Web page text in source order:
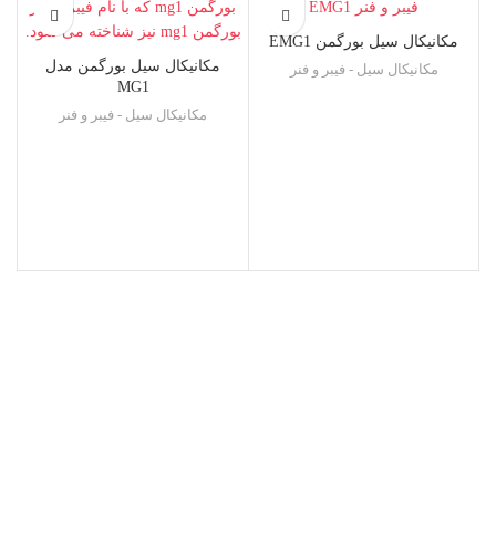
مکانیکال سیل بورگمن EMG1
مکانیکال سیل - فیبر و فنر
مکانیکال سیل بورگمن مدل
MG1
مکانیکال سیل - فیبر و فنر